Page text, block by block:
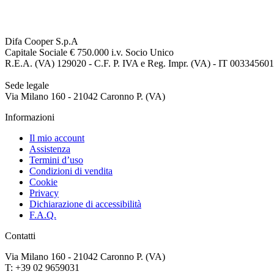
Difa Cooper S.p.A
Capitale Sociale € 750.000 i.v. Socio Unico
R.E.A. (VA) 129020 - C.F. P. IVA e Reg. Impr. (VA) - IT
Sede legale
Via Milano 160 - 21042 Caronno P. (VA)
Informazioni
Il mio account
Assistenza
Termini d’uso
Condizioni di vendita
Cookie
Privacy
Dichiarazione di accessibilità
F.A.Q.
Contatti
Via Milano 160 - 21042 Caronno P. (VA)
T: +39 02 9659031